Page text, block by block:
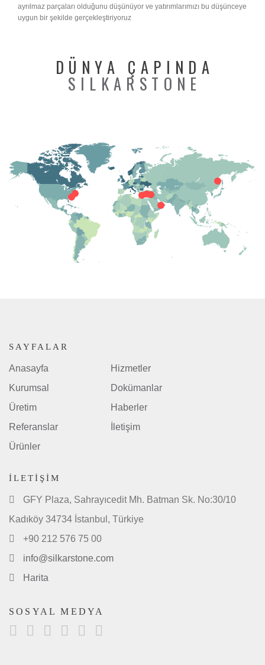
ayrılmaz parçaları olduğunu düşünüyor ve yatırımlarımızı bu düşünceye
uygun bir şekilde gerçekleştiriyoruz
DÜNYA ÇAPINDA
SILKARSTONE
SAYFALAR
Anasayfa
Kurumsal
Üretim
Referanslar
Ürünler
Hizmetler
Dokümanlar
Haberler
İletişim
İLETIŞIM
GFY Plaza, Sahrayıcedit Mh. Batman Sk. No:30/10
Kadıköy 34734 İstanbul, Türkiye
+90 212 576 75 00
info@silkarstone.com
Harita
SOSYAL MEDYA